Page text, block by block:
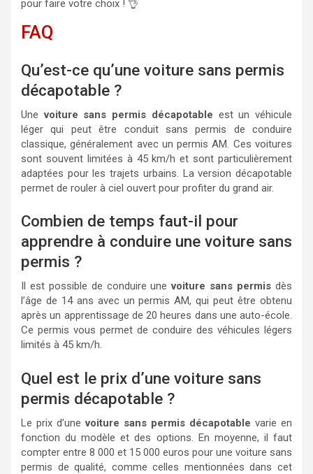
pour faire votre choix ! 👌
FAQ
Qu’est-ce qu’une voiture sans permis
décapotable ?
Unevoiture sans permis décapotable est un véhicule
léger qui peut être conduit sans permis de conduire
classique, généralement avec un permis AM. Ces voitures
sont souvent limitées à 45 km/h et sont particulièrement
adaptées pour les trajets urbains. La version décapotable
permet de rouler à ciel ouvert pour profiter du grand air.
Combien de temps faut-il pour
apprendre à conduire une voiture sans
permis ?
Il est possible de conduire unevoiture sans permis dès
l’âge de 14 ans avec un permis AM, qui peut être obtenu
après un apprentissage de 20 heures dans une auto-école.
Ce permis vous permet de conduire des véhicules légers
limités à 45 km/h.
Quel est le prix d’une voiture sans
permis décapotable ?
Le prix d’unevoiture sans permis décapotable varie en
fonction du modèle et des options. En moyenne, il faut
compter entre 8 000 et 15 000 euros pour une voiture sans
permis de qualité, comme celles mentionnées dans cet